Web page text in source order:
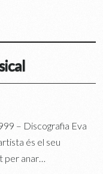
– Discografia Eva
és el seu
per anar…